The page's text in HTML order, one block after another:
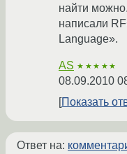
найти
написали
Language».
AS ★★★★★
08.09.2010
Показать
Ответ на: